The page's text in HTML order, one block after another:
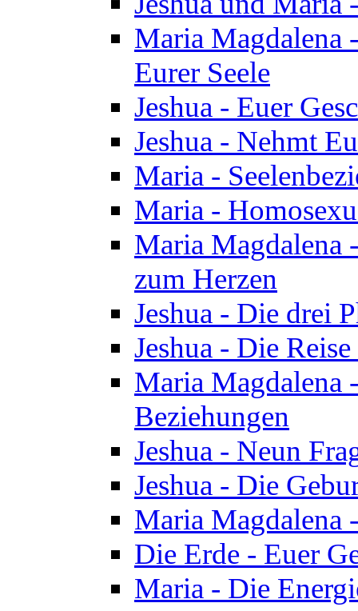
Maria Magdalena
Eurer Seele
Jeshua - Euer
Jeshua - Nehmt
Maria -
Maria -
Maria Magdalena
zum Herzen
Jeshua - Die drei
Jeshua - Die
Maria Magdalena
Beziehungen
Jeshua - Neun
Jeshua - Die
Maria Magdalena
Die Erde - Euer
Maria - Die